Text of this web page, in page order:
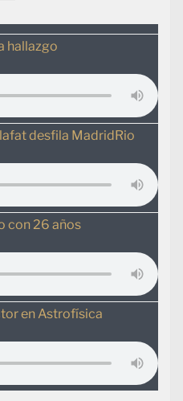
hallazgo
desfila MadridRio
con 26 años
en Astrofísica